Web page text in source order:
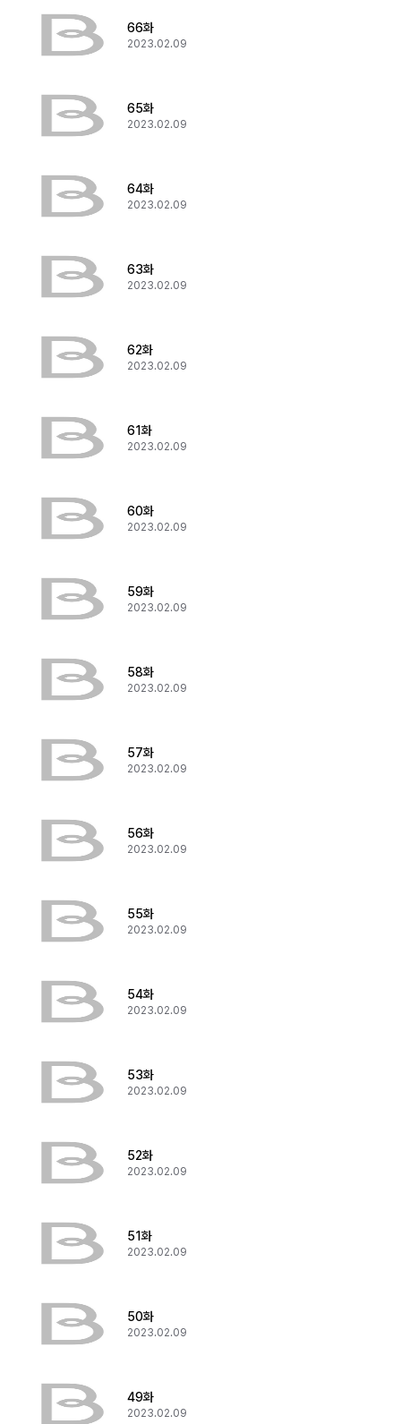
66화
2023.02.09
65화
2023.02.09
64화
2023.02.09
63화
2023.02.09
62화
2023.02.09
61화
2023.02.09
60화
2023.02.09
59화
2023.02.09
58화
2023.02.09
57화
2023.02.09
56화
2023.02.09
55화
2023.02.09
54화
2023.02.09
53화
2023.02.09
52화
2023.02.09
51화
2023.02.09
50화
2023.02.09
49화
2023.02.09